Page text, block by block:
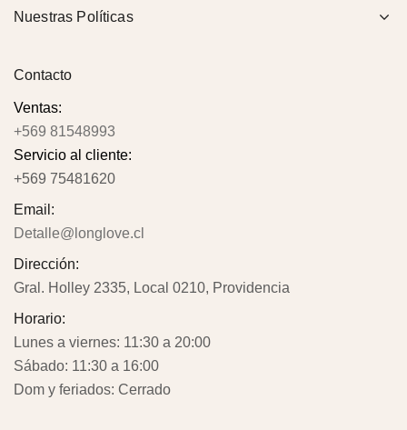
Nuestras Políticas
Contacto
Ventas:
+569 81548993
Servicio al cliente:
+569 75481620
Email:
Detalle@longlove.cl
Dirección:
Gral. Holley 2335, Local 0210, Providencia
Horario:
Lunes a viernes: 11:30 a 20:00
Sábado: 11:30 a 16:00
Dom y feriados: Cerrado